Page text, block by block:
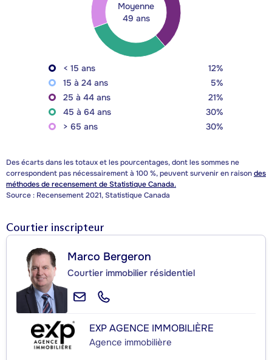
Moyenne
49 ans
< 15 ans
12%
15 à 24 ans
5%
25 à 44 ans
21%
45 à 64 ans
30%
> 65 ans
30%
Des écarts dans les totaux et les pourcentages, dont les sommes ne
correspondent pas nécessairement à 100 %, peuvent survenir en raisondes
méthodes de recensement de Statistique Canada.
Source : Recensement 2021, Statistique Canada
Courtier inscripteur
Marco Bergeron
Courtier immobilier résidentiel
EXP AGENCE IMMOBILIÈRE
Agence immobilière